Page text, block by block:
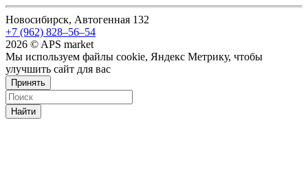
Новосибирск, Автогенная 132
+7 (962) 828‒56‒54
2026 © APS market
Мы используем файлы cookie, Яндекс Метрику, чтобы
улучшить сайт для вас
Принять
Найти